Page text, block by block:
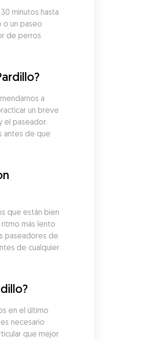
minutos hasta
o un paseo
de perros
a
un breve
el paseador.
antes de que
que están bien
más lento
paseadores de
de cualquier
en el último
necesario
que mejor